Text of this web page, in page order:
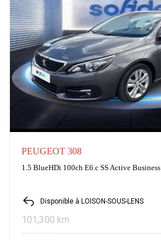
PEUGEOT 308
1.5 BlueHDi 100ch E6.c SS Active Business
Disponible à LOISON-SOUS-LENS
101,300 km